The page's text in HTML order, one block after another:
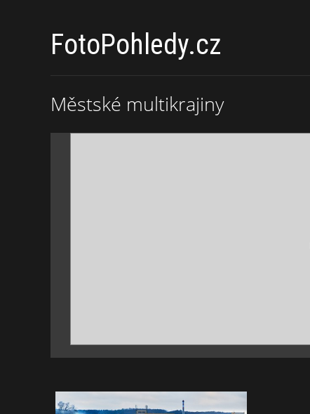
FotoPohledy.cz
Městské multikrajiny